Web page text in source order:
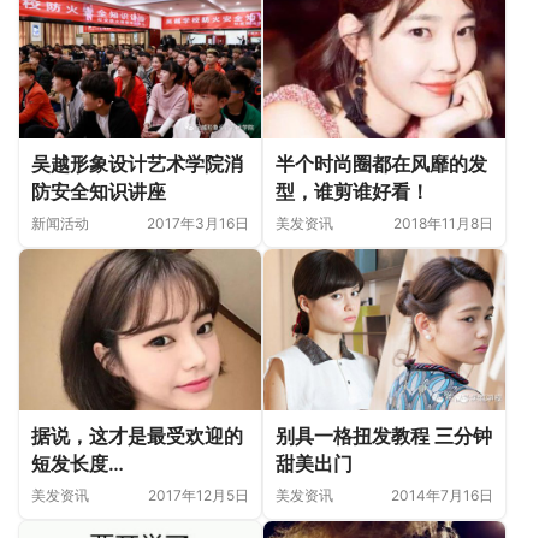
吴越形象设计艺术学院消
防安全知识讲座
新闻活动 2017年3月16日
半个时尚圈都在风靡的发
型，谁剪谁好看！
美发资讯 2018年11月8日
据说，这才是最受欢迎的
短发长度…
美发资讯 2017年12月5日
别具一格扭发教程 三分钟
甜美出门
美发资讯 2014年7月16日